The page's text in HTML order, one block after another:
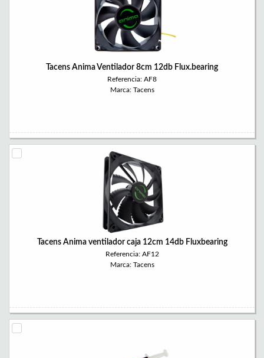
Tacens Anima Ventilador 8cm 12db Flux.bearing
Referencia: AF8
Marca: Tacens
Tacens Anima ventilador caja 12cm 14db Fluxbearing
Referencia: AF12
Marca: Tacens